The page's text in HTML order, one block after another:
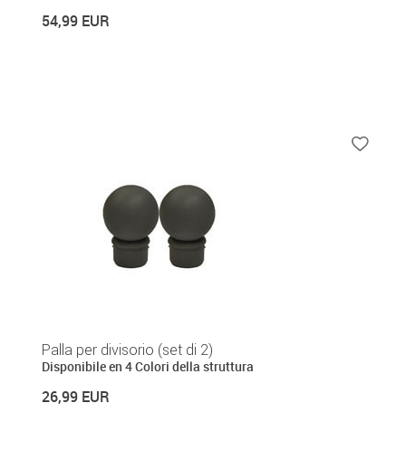
54,99 EUR
Palla per divisorio (set di 2)
Disponibile en 4 Colori della struttura
26,99 EUR